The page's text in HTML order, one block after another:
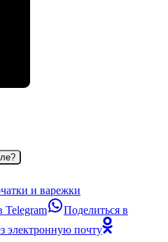
и варежки
Telegram
Поделиться в
электронную почту